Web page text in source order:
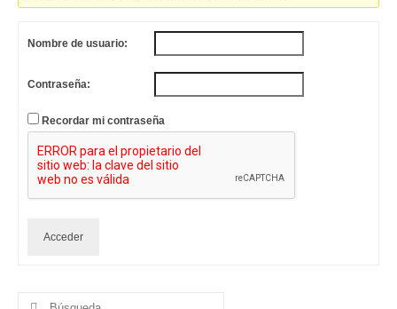
Nombre de usuario:
Contraseña:
Recordar mi contraseña
Acceder
Buscar